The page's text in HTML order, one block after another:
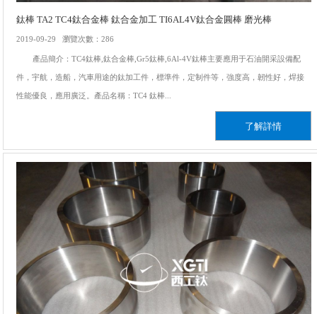
鈦棒 TA2 TC4鈦合金棒 鈦合金加工 TI6AL4V鈦合金圓棒 磨光棒
2019-09-29 瀏覽次數：286
產品簡介：TC4鈦棒,鈦合金棒,Gr5鈦棒,6Al-4V鈦棒主要應用于石油開采設備配
件，宇航，造船，汽車用途的鈦加工件，標準件，定制件等，強度高，韌性好，焊接
性能優良，應用廣泛。產品名稱：TC4 鈦棒...
了解詳情